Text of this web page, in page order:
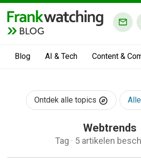
BLOG
Blog AI & Tech Content &
Ontdek alle topics
Webtrends
Tag · 5 artikelen